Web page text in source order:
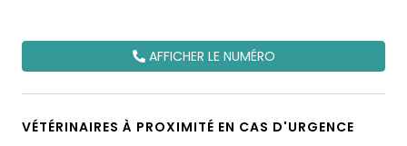
AFFICHER LE NUMÉRO
VÉTÉRINAIRES À PROXIMITÉ EN CAS D'URGENCE